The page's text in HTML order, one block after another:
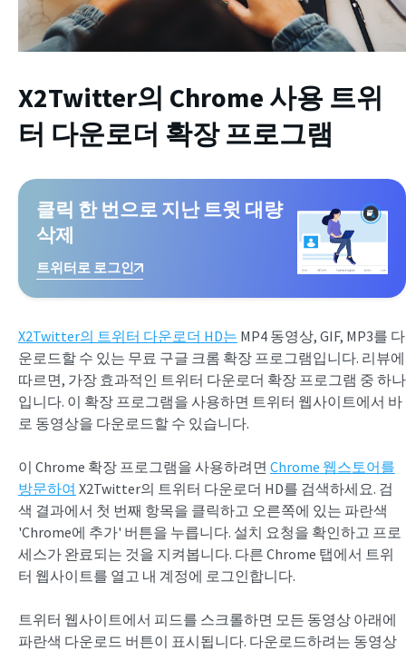
X2Twitter의 Chrome 사용 트위
터 다운로더 확장 프로그램
클릭 한 번으로 지난 트윗 대량
삭제
트위터로 로그인
X2Twitter의 트위터 다운로더 HD는 MP4 동영상, GIF, MP3를 다
운로드할 수 있는 무료 구글 크롬 확장 프로그램입니다. 리뷰에
따르면, 가장 효과적인 트위터 다운로더 확장 프로그램 중 하나
입니다. 이 확장 프로그램을 사용하면 트위터 웹사이트에서 바
로 동영상을 다운로드할 수 있습니다.
이 Chrome 확장 프로그램을 사용하려면 Chrome 웹스토어를
방문하여 X2Twitter의 트위터 다운로더 HD를 검색하세요. 검
색 결과에서 첫 번째 항목을 클릭하고 오른쪽에 있는 파란색
'Chrome에 추가' 버튼을 누릅니다. 설치 요청을 확인하고 프로
세스가 완료되는 것을 지켜봅니다. 다른 Chrome 탭에서 트위
터 웹사이트를 열고 내 계정에 로그인합니다.
트위터 웹사이트에서 피드를 스크롤하면 모든 동영상 아래에
파란색 다운로드 버튼이 표시됩니다. 다운로드하려는 동영상